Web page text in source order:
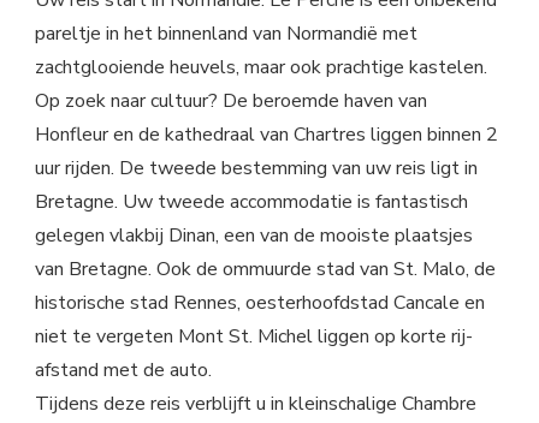
pareltje in het binnenland van Normandië met
zachtglooiende heuvels, maar ook prachtige kastelen.
Op zoek naar cultuur? De beroemde haven van
Honfleur en de kathedraal van Chartres liggen binnen 2
uur rijden. De tweede bestemming van uw reis ligt in
Bretagne. Uw tweede accommodatie is fantastisch
gelegen vlakbij Dinan, een van de mooiste plaatsjes
van Bretagne. Ook de ommuurde stad van St. Malo, de
historische stad Rennes, oesterhoofdstad Cancale en
niet te vergeten Mont St. Michel liggen op korte rij-
afstand met de auto.
Tijdens deze reis verblijft u in kleinschalige Chambre